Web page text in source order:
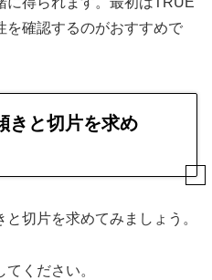
を確認するのがおすすめで
きと切片を求め
切片を求めてみましょう。
ください。